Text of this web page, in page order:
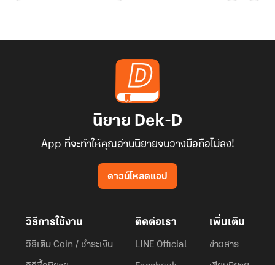
นิยาย Dek-D
App ที่จะทำให้คุณอ่านนิยายจนวางมือถือไม่ลง!
ดาวน์โหลดแอป
วิธีการใช้งาน
วิธีเติม Coin / ชำระเงิน
ติดต่อเรา
LINE Official
เพิ่มเติม
ข่าวสาร